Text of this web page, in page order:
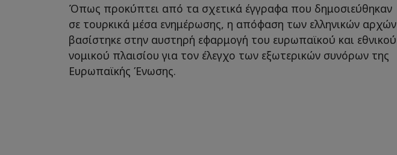
Όπως προκύπτει από τα σχετικά έγγραφα που δημοσιεύθηκαν
σε τουρκικά μέσα ενημέρωσης, η απόφαση των ελληνικών αρχών
βασίστηκε στην αυστηρή εφαρμογή του ευρωπαϊκού και εθνικού
νομικού πλαισίου για τον έλεγχο των εξωτερικών συνόρων της
Ευρωπαϊκής Ένωσης.